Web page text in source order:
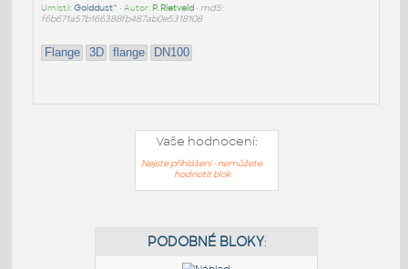
Umístil:Golddust^ • Autor: P. Rietveld• md5:
f6b671a57b166388fb487ab0e5318108
Flange 3D flange DN100
Vaše hodnocení:
Nejste přihlášeni - nemůžete
hodnotit blok